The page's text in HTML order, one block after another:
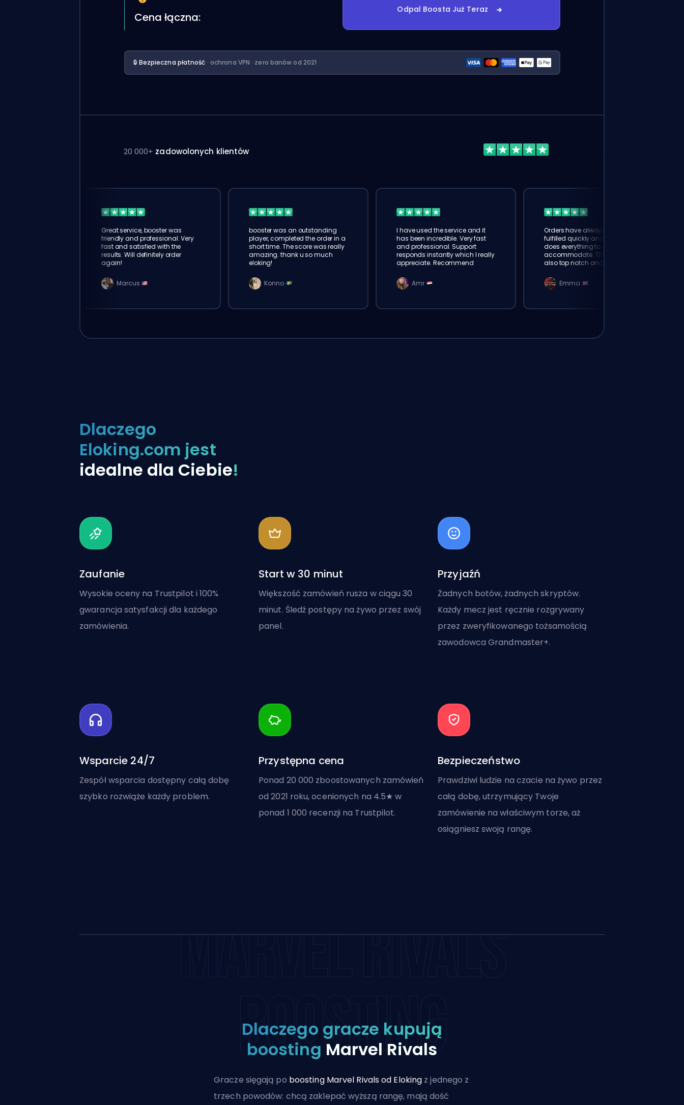
Cena łączna:
Odpal Boosta Już Teraz
🔒 Bezpieczna płatność · ochrona VPN · zero banów od 2021
20 000+ zadowolonych klientów
Great service, booster was
friendly and professional. Very
fast and satisfied with the
results. Will definitely order
again!
Marcus
booster was an outstanding
player, completed the order in a
short time. The score was really
amazing. thank u so much
eloking!
Konno
I have used the service and it
has been incredible. Very fast
and professional. Support
responds instantly which I really
appreciate. Recommend
Amr
Orders have always been
fulfilled quickly and booster
does everything to
accommodate. The support is
also top notch and responds
elokingEmma
Dlaczego
Eloking.com jest
idealne dla Ciebie!
Zaufanie
Wysokie oceny na Trustpilot i 100%
gwarancja satysfakcji dla każdego
zamówienia.
Start w 30 minut
Większość zamówień rusza w ciągu 30
minut. Śledź postępy na żywo przez swój
panel.
Przyjaźń
Żadnych botów, żadnych skryptów.
Każdy mecz jest ręcznie rozgrywany
przez zweryfikowanego tożsamością
zawodowca Grandmaster+.
Wsparcie 24/7
Zespół wsparcia dostępny całą dobę
szybko rozwiąże każdy problem.
Przystępna cena
Ponad 20 000 zboostowanych zamówień
od 2021 roku, ocenionych na 4.5★ w
ponad 1 000 recenzji na Trustpilot.
Bezpieczeństwo
Prawdziwi ludzie na czacie na żywo przez
całą dobę, utrzymujący Twoje
zamówienie na właściwym torze, aż
osiągniesz swoją rangę.
MARVEL RIVALS
BOOSTING
Dlaczego gracze kupują
boosting Marvel Rivals
Gracze sięgają po boosting Marvel Rivals od Eloking z jednego z
trzech powodów: chcą zaklepać wyższą rangę, mają dość